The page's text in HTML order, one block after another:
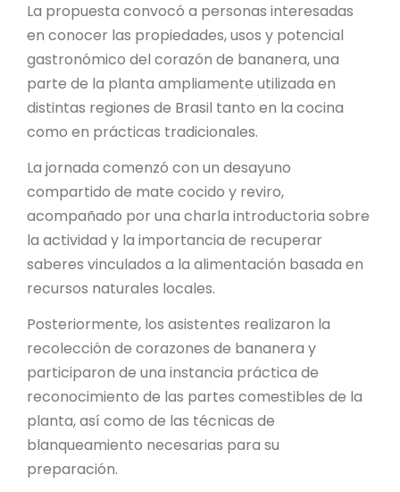
PROGRAMAS
PROYECTO ÁGUILAS DE MISIONES
MONUMENTOS NATURALES
CONTACTO
La propuesta convocó a personas interesadas
en conocer las propiedades, usos y potencial
gastronómico del corazón de bananera, una
parte de la planta ampliamente utilizada en
distintas regiones de Brasil tanto en la cocina
como en prácticas tradicionales.
La jornada comenzó con un desayuno
compartido de mate cocido y reviro,
acompañado por una charla introductoria sobre
la actividad y la importancia de recuperar
saberes vinculados a la alimentación basada en
recursos naturales locales.
Posteriormente, los asistentes realizaron la
recolección de corazones de bananera y
participaron de una instancia práctica de
reconocimiento de las partes comestibles de la
planta, así como de las técnicas de
blanqueamiento necesarias para su
preparación.